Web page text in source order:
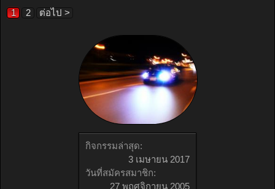
กิจกรรมล่าสุด:
3 เมษายน 2017
วันที่สมัครสมาชิก:
27 พฤศจิกายน 2005
1 2 ต่อไป >